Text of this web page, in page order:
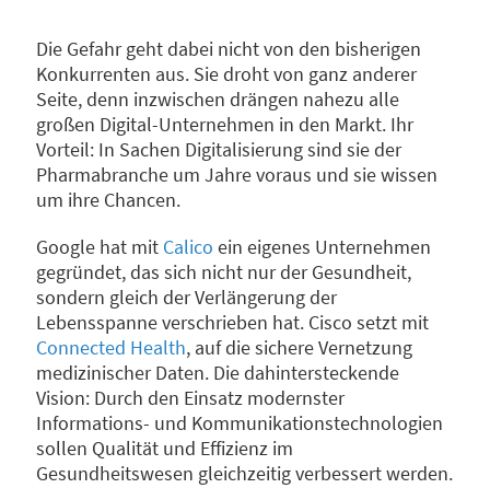
Die Gefahr geht dabei nicht von den bisherigen
Konkurrenten aus. Sie droht von ganz anderer
Seite, denn inzwischen drängen nahezu alle
großen Digital-Unternehmen in den Markt. Ihr
Vorteil: In Sachen Digitalisierung sind sie der
Pharmabranche um Jahre voraus und sie wissen
um ihre Chancen.
Google hat mit Calico ein eigenes Unternehmen
gegründet, das sich nicht nur der Gesundheit,
sondern gleich der Verlängerung der
Lebensspanne verschrieben hat. Cisco setzt mit
Connected Health, auf die sichere Vernetzung
medizinischer Daten. Die dahintersteckende
Vision: Durch den Einsatz modernster
Informations- und Kommunikationstechnologien
sollen Qualität und Effizienz im
Gesundheitswesen gleichzeitig verbessert werden.